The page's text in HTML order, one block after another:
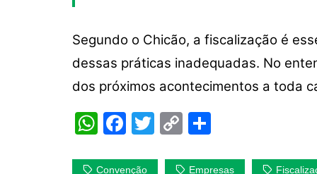
Segundo o Chicão, a fiscalização é
dessas práticas inadequadas. No
dos próximos acontecimentos a toda
W
at
F
c
T
itt
C
p ar
Convenção Empresas